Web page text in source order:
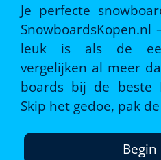
Je perfecte
SnowboardsKopen.nl
leuk is als de
vergelijken al meer
boards bij de beste
Skip het gedoe, pak